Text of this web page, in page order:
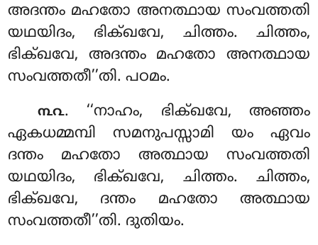
അദന്തം മഹതോ അനത്ഥായ സംവത്തതി
യഥയിദം, ഭിക്ഖവേ, ചിത്തം. ചിത്തം,
ഭിക്ഖവേ, അദന്തം മഹതോ അനത്ഥായ
സംവത്തതീ’’തി. പഠമം.
൩൨. ‘‘നാഹം, ഭിക്ഖവേ, അഞ്ഞം
ഏകധമ്മമ്പി സമനുപസ്സാമി യം ഏവം
ദന്തം മഹതോ അത്ഥായ സംവത്തതി
യഥയിദം, ഭിക്ഖവേ, ചിത്തം. ചിത്തം,
ഭിക്ഖവേ, ദന്തം മഹതോ അത്ഥായ
സംവത്തതീ’’തി. ദുതിയം.